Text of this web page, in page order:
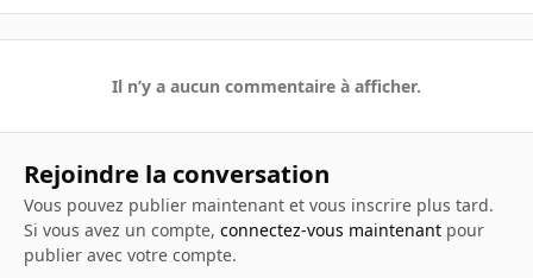
Il n’y a aucun commentaire à afficher.
Rejoindre la conversation
Vous pouvez publier maintenant et vous inscrire plus tard.
Si vous avez un compte, connectez-vous maintenantpour
publier avec votre compte.